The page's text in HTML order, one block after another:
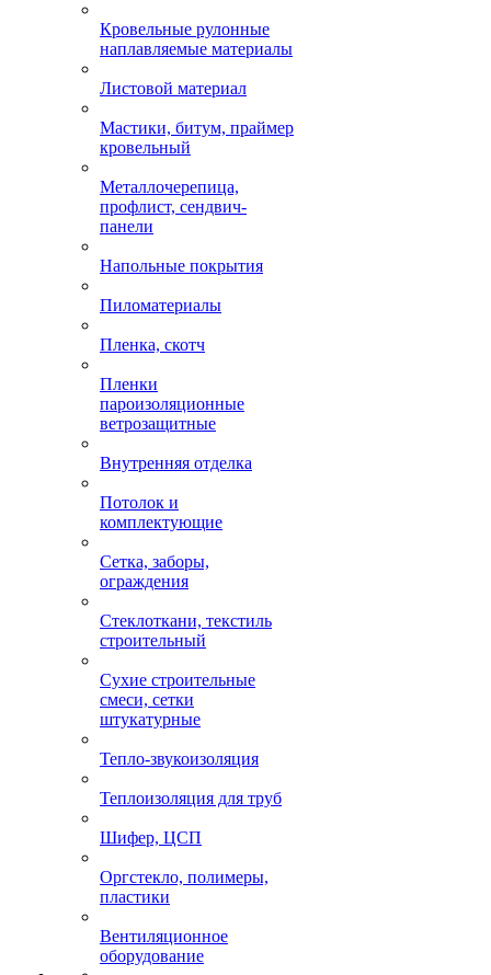
Кровельные рулонные
наплавляемые материалы
Листовой материал
Мастики, битум, праймер
кровельный
Металлочерепица,
профлист, сендвич-
панели
Напольные покрытия
Пиломатериалы
Пленка, скотч
Пленки
пароизоляционные
ветрозащитные
Внутренняя отделка
Потолок и
комплектующие
Сетка, заборы,
ограждения
Стеклоткани, текстиль
строительный
Сухие строительные
смеси, сетки
штукатурные
Тепло-звукоизоляция
Теплоизоляция для труб
Шифер, ЦСП
Оргстекло, полимеры,
пластики
Вентиляционное
оборудование